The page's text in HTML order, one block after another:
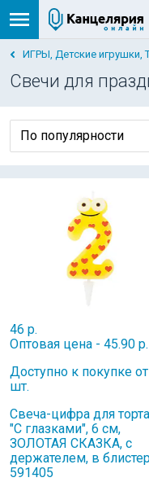
ИГРЫ, Детские игрушки,
Свечи для
46 р.
Оптовая цена - 45.90 р.
Доступно к покупке
шт.
Свеча-цифра для
"С глазками", 6 см,
ЗОЛОТАЯ СКАЗКА, с
держателем, в
591405